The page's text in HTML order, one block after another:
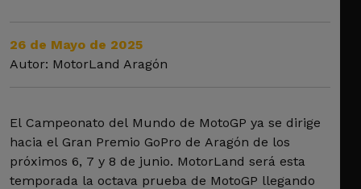
26 de Mayo de 2025
Autor: MotorLand Aragón
El Campeonato del Mundo de MotoGP ya se dirige
hacia el Gran Premio GoPro de Aragón de los
próximos 6, 7 y 8 de junio. MotorLand será esta
temporada la octava prueba de MotoGP llegando